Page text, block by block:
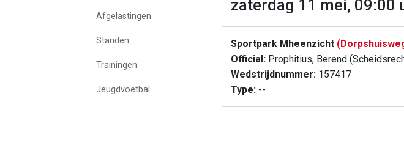
Afgelastingen
Standen
Trainingen
Jeugdvoetbal
zaterdag 11 mei, 09:00
Sportpark Mheenzicht
Official: Prophitius, Berend
Wedstrijdnummer: 157417
Type: --